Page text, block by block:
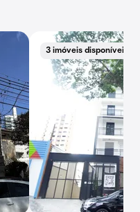
3 imóveis disponíveis